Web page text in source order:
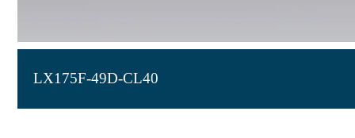
LX175F-49D-CL40